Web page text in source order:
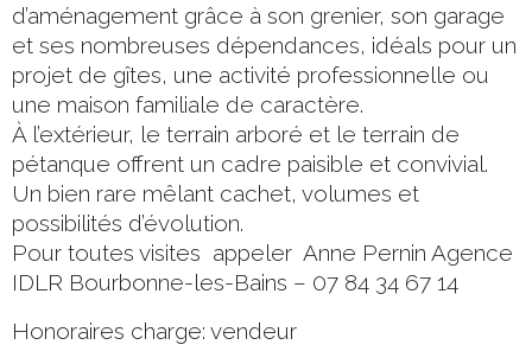
d’aménagement grâce à son grenier, son garage
et ses nombreuses dépendances, idéals pour un
projet de gîtes, une activité professionnelle ou
une maison familiale de caractère.
À l’extérieur, le terrain arboré et le terrain de
pétanque offrent un cadre paisible et convivial.
Un bien rare mêlant cachet, volumes et
possibilités d’évolution.
Pour toutes visites appeler Anne Pernin Agence
IDLR Bourbonne-les-Bains – 07 84 34 67 14
Honoraires charge: vendeur